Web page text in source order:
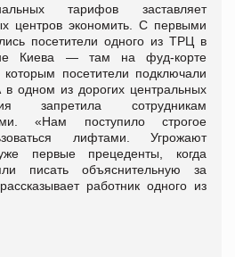
тарифов заставляет
центров экономить. С первыми
посетители одного из ТРЦ в
Киева — там на фуд-корте
которым посетители подключали
в одном из дорогих центральных
запретила сотрудникам
«Нам поступило строгое
лифтами. Угрожают
первые прецеденты, когда
писать объяснительную за
работник одного из